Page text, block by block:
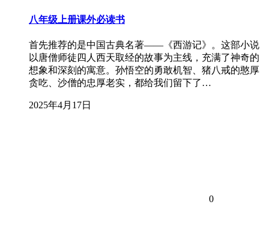
八年级上册课外必读书
首先推荐的是中国古典名著——《西游记》。这部小说
以唐僧师徒四人西天取经的故事为主线，充满了神奇的
想象和深刻的寓意。孙悟空的勇敢机智、猪八戒的憨厚
贪吃、沙僧的忠厚老实，都给我们留下了…
2025年4月17日
0